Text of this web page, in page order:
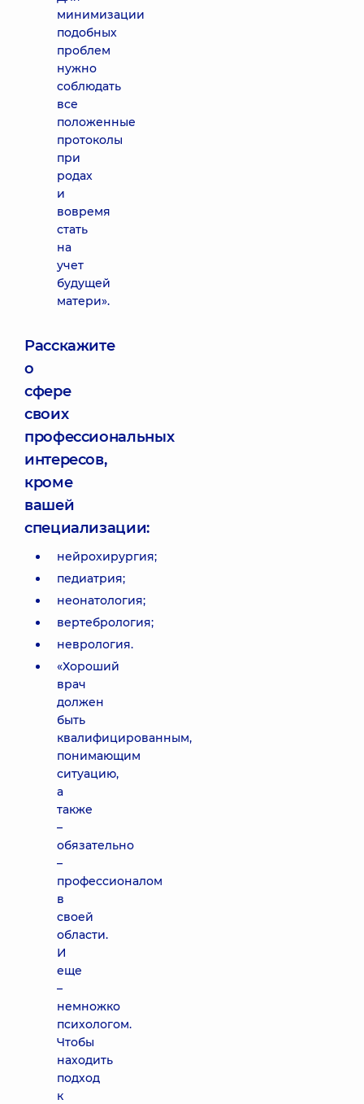
минимизации
подобных
проблем
нужно
соблюдать
все
положенные
протоколы
при
родах
и
вовремя
стать
на
учет
будущей
матери».
Расскажите
о
сфере
своих
профессиональных
интересов,
кроме
вашей
специализации:
нейрохирургия;
педиатрия;
неонатология;
вертебрология;
неврология.
«Хороший
врач
должен
быть
квалифицированным,
понимающим
ситуацию,
а
также
–
обязательно
–
профессионалом
в
своей
области.
И
еще
–
немножко
психологом.
Чтобы
находить
подход
к